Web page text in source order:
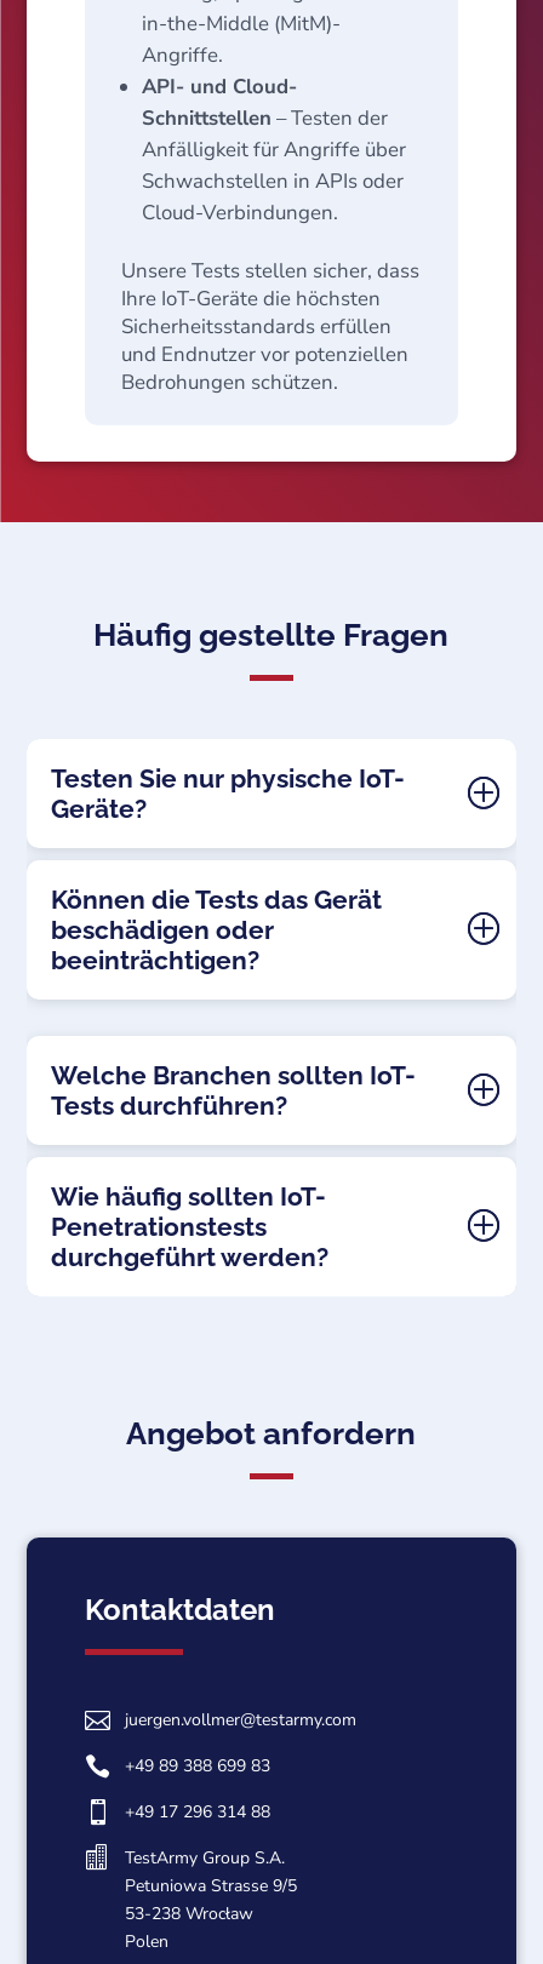
in-the-Middle (MitM)-
Angriffe.
API- und Cloud-
Schnittstellen – Testen der
Anfälligkeit für Angriffe über
Schwachstellen in APIs oder
Cloud-Verbindungen.
Unsere Tests stellen sicher, dass
Ihre IoT-Geräte die höchsten
Sicherheitsstandards erfüllen
und Endnutzer vor potenziellen
Bedrohungen schützen.
Häufig gestellte Fragen
Testen Sie nur physische IoT-
Geräte?
Können die Tests das Gerät
beschädigen oder
beeinträchtigen?
Welche Branchen sollten IoT-
Tests durchführen?
Wie häufig sollten IoT-
Penetrationstests
durchgeführt werden?
Angebot anfordern
Kontaktdaten
 juergen.vollmer@testarmy.com
 +49 89 388 699 83
 +49 17 296 314 88

TestArmy Group S.A.
Petuniowa Strasse 9/5
53-238 Wrocław
Polen